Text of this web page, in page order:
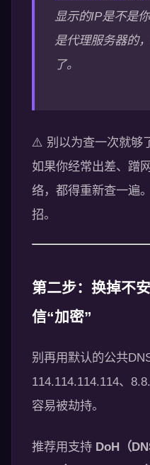
显示的IP是不是
是代理服务器的
了。
⚠️ 别以为查一次就够
如果你经常出差、蹭
络，都得重新查一遍
招。
第二步：换掉不
信“加密”
别再用默认的公共
114.114.114.114、
容易被劫持。
推荐用支持 DoH（